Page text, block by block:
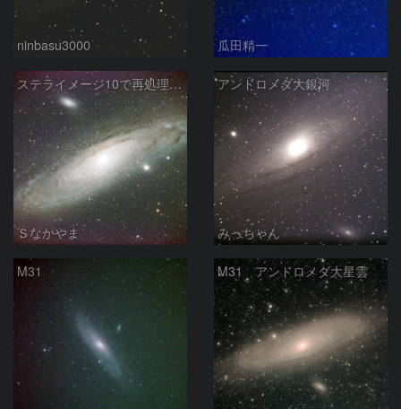
ninbasu3000 瓜田精一
ステライメージ10で再処理したM31
Ｓなかやま
アンドロメダ大銀河
みっちゃん
M31 M31 アンドロメダ大星雲